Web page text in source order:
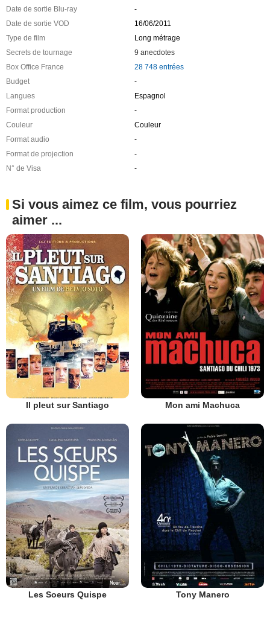
Date de sortie Blu-ray
-
Date de sortie VOD
16/06/2011
Type de film
Long métrage
Secrets de tournage
9 anecdotes
Box Office France
28 748 entrées
Budget
-
Langues
Espagnol
Format production
-
Couleur
Couleur
Format audio
-
Format de projection
-
N° de Visa
-
Si vous aimez ce film, vous pourriez
aimer ...
Il pleut sur Santiago Mon ami Machuca
Les Soeurs Quispe Tony Manero